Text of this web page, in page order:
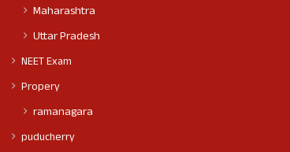
Maharashtra
Uttar Pradesh
NEET Exam
Propery
ramanagara
puducherry